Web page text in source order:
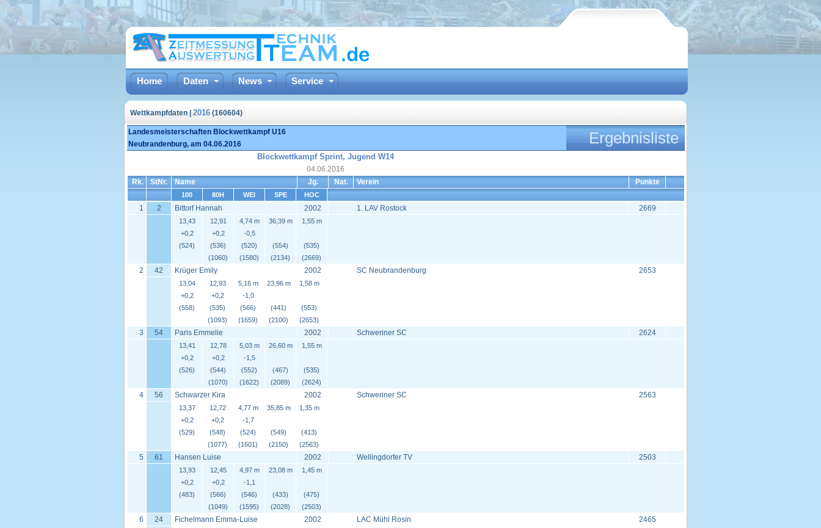
Home Daten News Service
Wettkampfdaten | 2016 (160604)
Landesmeisterschaften Blockwettkampf U16
Neubrandenburg, am 04.06.2016
Ergebnisliste
Blockwettkampf Sprint, Jugend W14
04.06.2016
Rk.
StNr. Name Jg. Nat. Verein Punkte
100 80H WEI SPE HOC
1 2 Bittorf Hannah 2002 1. LAV Rostock 2669
13,43
+0,2
(524)
12,91
+0,2
(536)
(1060)
4,74 m
-0,5
(520)
(1580)
36,39 m
(554)
(2134)
1,55 m
(535)
(2669)
2 42 Krüger Emily 2002 SC Neubrandenburg 2653
13,04
+0,2
(558)
12,93
+0,2
(535)
(1093)
5,16 m
-1,0
(566)
(1659)
23,96 m
(441)
(2100)
1,58 m
(553)
(2653)
3 54 Paris Emmelie 2002 Schweriner SC 2624
13,41
+0,2
(526)
12,78
+0,2
(544)
(1070)
5,03 m
-1,5
(552)
(1622)
26,60 m
(467)
(2089)
1,55 m
(535)
(2624)
4 56 Schwarzer Kira 2002 Schweriner SC 2563
13,37
+0,2
(529)
12,72
+0,2
(548)
(1077)
4,77 m
-1,7
(524)
(1601)
35,85 m
(549)
(2150)
1,35 m
(413)
(2563)
5 61 Hansen Luise 2002 Wellingdorfer TV 2503
13,93
+0,2
(483)
12,45
+0,2
(566)
(1049)
4,97 m
-1,1
(546)
(1595)
23,08 m
(433)
(2028)
1,45 m
(475)
(2503)
6 24 Fichelmann Emma-Luise 2002 LAC Mühl Rosin 2465